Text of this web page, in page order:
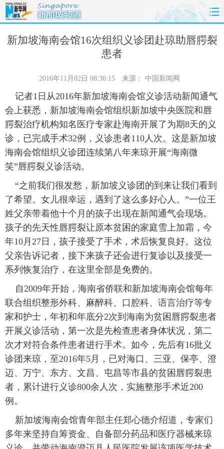
首页 时政 国际 财经
港澳 台湾 华人 汽车
科技 能源 房产 公司
图片 视频
旅游 健康 信息化 数据
金融 公益 军事 无人机
富媒体 摄影 新华广播
新华电视中文 新华电视英文
新加坡海南会馆16次组织义诊团赴琼助唇腭裂
患者
2016年11月02日 08:36:15 来源： 中国新闻网
记者1日从2016年新加坡海南会馆义诊活动新闻通气
会上获悉，新加坡海南会馆组织新加坡中央医院和唇
腭裂治疗机构知名医疗专家赴海南开展了为期8天的义
诊，已完成手术32例，义诊患者110人次。这是新加坡
海南会馆组织义诊团连续第八年来琼开展“海南微
笑”唇腭裂义诊活动。
“之前我们很发愁，新加坡义诊团的到来让我们看到
了希望。女儿很幸运，遇到了这么多好心人。”一位王
姓父亲带着他十个月的孩子出现在新闻通气会现场。
孩子的先天性唇腭裂让原本贫困的家庭雪上加霜，今
年10月27日，孩子接受了手术，术后恢复良好。这位
父亲告诉记者，接下来孩子还会进行复诊以及接受一
系列恢复治疗，在这里全部是免费的。
自2009年开始，海南省侨联和新加坡海南会馆每年
联合组织整形外科、麻醉科、口腔科、语言治疗等专
家和护士，年初和年底分2次到海南为贫困唇腭裂患者
开展义诊活动，第一次是先检查患者身体状况，第二
次才对符合条件患者进行手术。如今，先后有16批义
诊团来琼，至2016年5月，已对海口、三亚、保亭、澄
迈、万宁、东方、文昌、屯昌等市县的贫困唇腭裂患
者，累计进行义诊800余人次，实施整形手术近200
例。
新加坡海南会馆青年部主任郑心德介绍道，专家们
多年来坚持自筹资金、自备部分药品和医疗器械来琼